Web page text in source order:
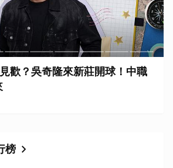
歡？吳奇隆來新莊開球！中職
榜